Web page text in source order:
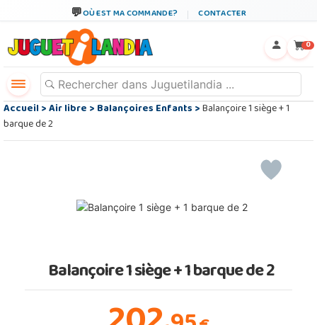
OÙ EST MA COMMANDE? CONTACTER
0
Accueil>Air libre>Balançoires Enfants>Balançoire 1 siège + 1
barque de 2
Balançoire 1 siège + 1 barque de 2